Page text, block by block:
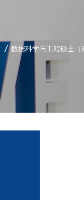
数据科学与工程硕士（